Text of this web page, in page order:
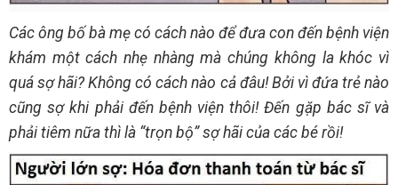
Các ông bố bà mẹ có cách nào để đưa con đến bệnh viện
khám một cách nhẹ nhàng mà chúng không la khóc vì
quá sợ hãi? Không có cách nào cả đâu! Bởi vì đứa trẻ nào
cũng sợ khi phải đến bệnh viện thôi! Đến gặp bác sĩ và
phải tiêm nữa thì là “trọn bộ” sợ hãi của các bé rồi!